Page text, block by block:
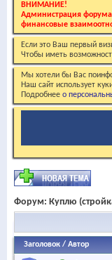
ВНИМАНИЕ!
Администрация форума
финансовые
Если это Ваш первый
Чтобы иметь
Мы хотели бы Вас
Наш сайт использует
Подробнее о
Форум: Куплю
Заголовок / Автор